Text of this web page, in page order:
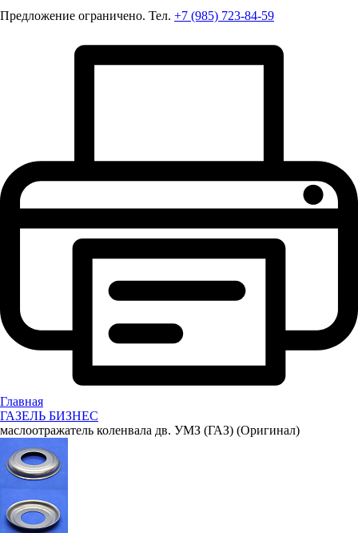
Предложение ограничено. Тел. +7 (985) 723-84-59
Главная
ГАЗЕЛЬ БИЗНЕС
маслоотражатель коленвала дв. УМЗ (ГАЗ) (Оригинал)